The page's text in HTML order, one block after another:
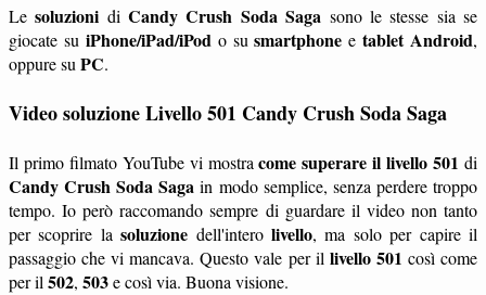
Lesoluzioni diCandy Crush Soda Saga sono le stesse sia se
giocate su iPhone/iPad/iPod o susmartphone etablet Android,
oppure su PC.
Video soluzione Livello 501 Candy Crush Soda Saga
Il primo filmato YouTube vi mostracome superare il livello 501 di
Candy Crush Soda Saga in modo semplice, senza perdere troppo
tempo. Io però raccomando sempre di guardare il video non tanto
per scoprire lasoluzione dell'interolivello, ma solo per capire il
passaggio che vi mancava. Questo vale per il livello 501 così come
per il 502, 503e così via. Buona visione.